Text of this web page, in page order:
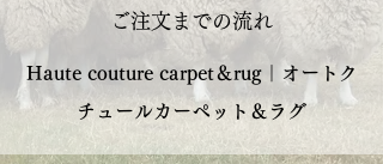
ご注文までの流れ
Haute couture carpet＆rug｜オートク
チュールカーペット＆ラグ